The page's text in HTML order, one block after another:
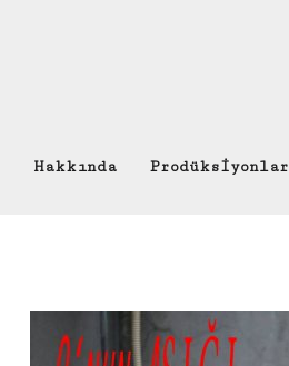
Hakkında Prodüksiyonlar